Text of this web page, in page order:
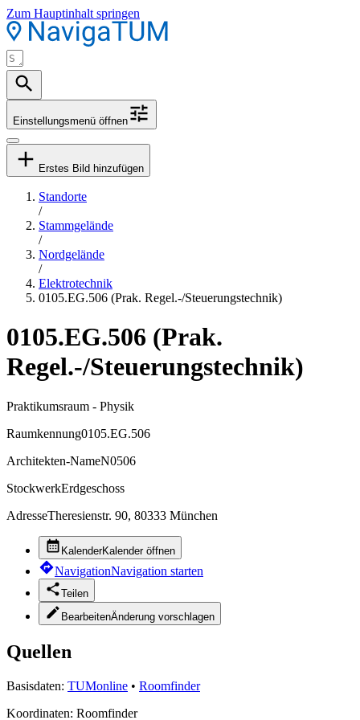
Zum Hauptinhalt springen
Einstellungsmenü öffnen
Erstes Bild hinzufügen
Standorte
/
Stammgelände
/
Nordgelände
/
Elektrotechnik
0105.EG.506 (Prak. Regel.-/Steuerungstechnik)
0105.EG.506 (Prak.
Regel.-/Steuerungstechnik)
Praktikumsraum - Physik
Raumkennung0105.EG.506
Architekten-NameN0506
StockwerkErdgeschoss
AdresseTheresienstr. 90, 80333 München
KalenderKalender öffnen
NavigationNavigation starten
Teilen
BearbeitenÄnderung vorschlagen
Quellen
Basisdaten: TUMonline • Roomfinder
Koordinaten: Roomfinder